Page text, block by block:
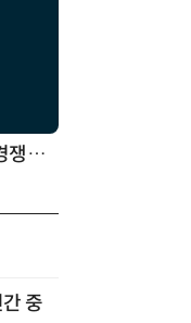
체계화 된 데이터가 곧 AI 시대의 경쟁력이다
중